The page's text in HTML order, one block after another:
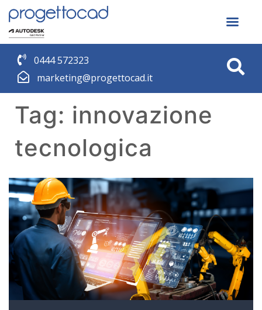
0444 572323
marketing@progettocad.it
Tag: innovazione
tecnologica